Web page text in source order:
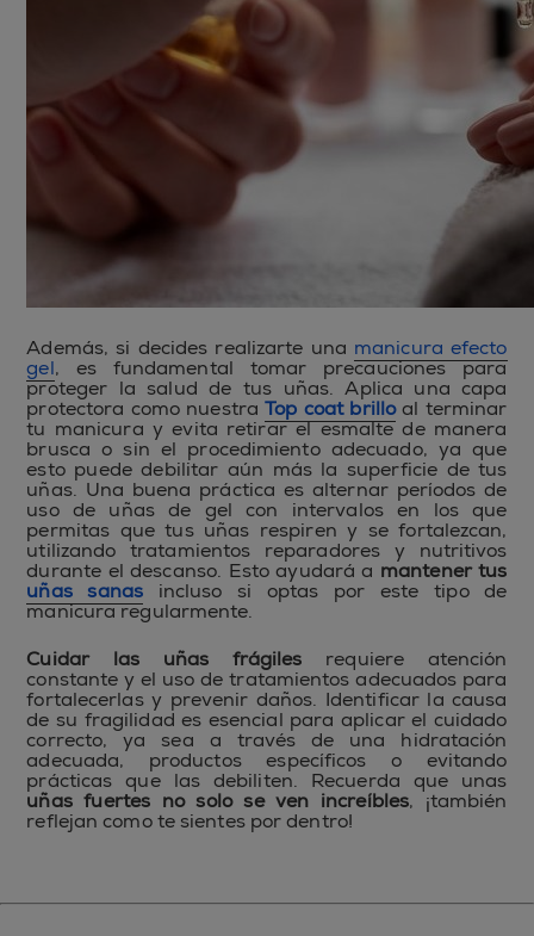
Además, si decides realizarte una manicura efecto
gel, es fundamental tomar precauciones para
proteger la salud de tus uñas. Aplica una capa
protectora como nuestraTop coat brilloal terminar
tu manicura y evita retirar el esmalte de manera
brusca o sin el procedimiento adecuado, ya que
esto puede debilitar aún más la superficie de tus
uñas. Una buena práctica es alternar períodos de
uso de uñas de gel con intervalos en los que
permitas que tus uñas respiren y se fortalezcan,
utilizando tratamientos reparadores y nutritivos
durante el descanso. Esto ayudará a mantener tus
uñas sanas incluso si optas por este tipo de
manicura regularmente.
Cuidar las uñas frágiles requiere atención
constante y el uso de tratamientos adecuados para
fortalecerlas y prevenir daños. Identificar la causa
de su fragilidad es esencial para aplicar el cuidado
correcto, ya sea a través de una hidratación
adecuada, productos específicos o evitando
prácticas que las debiliten. Recuerda que unas
uñas fuertes no solo se ven increíbles, ¡también
reflejan como te sientes por dentro!